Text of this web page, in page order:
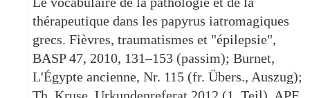
thérapeutique dans les papyrus iatromagiques
grecs. Fièvres, traumatismes et "épilepsie",
BASP 47, 2010, 131–153 (passim); Burnet,
L'Égypte ancienne, Nr. 115 (fr. Übers., Auszug);
Th. Kruse, Urkundenreferat 2012 (1. Teil), APF